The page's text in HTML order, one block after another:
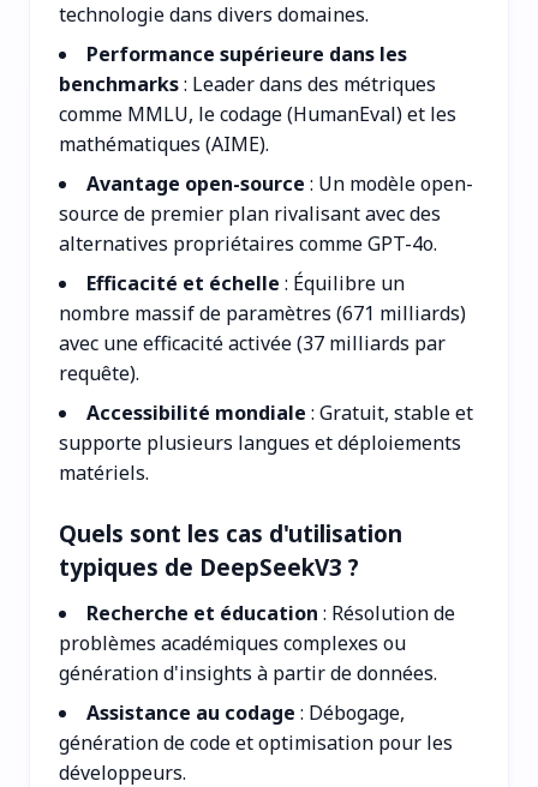
technologie dans divers domaines.
Performance supérieure dans les
benchmarks: Leader dans des métriques
comme MMLU, le codage (HumanEval) et les
mathématiques (AIME).
Avantage open-source : Un modèle open-
source de premier plan rivalisant avec des
alternatives propriétaires comme GPT-4o.
Efficacité et échelle : Équilibre un
nombre massif de paramètres (671 milliards)
avec une efficacité activée (37 milliards par
requête).
Accessibilité mondiale : Gratuit, stable et
supporte plusieurs langues et déploiements
matériels.
Quels sont les cas d'utilisation
typiques de DeepSeekV3 ?
Recherche et éducation : Résolution de
problèmes académiques complexes ou
génération d'insights à partir de données.
Assistance au codage : Débogage,
génération de code et optimisation pour les
développeurs.